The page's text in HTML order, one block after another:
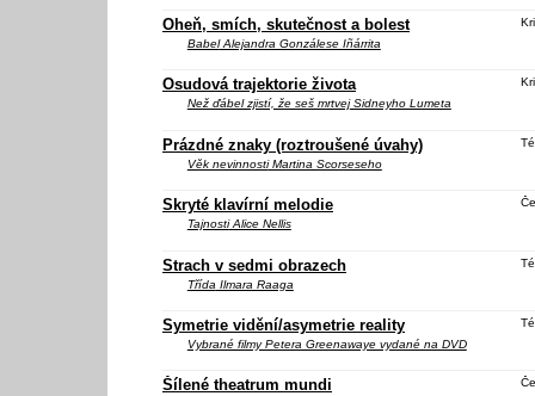
Oheň, smích, skutečnost a bolest
BabelAlejandra Gonzálese Iñárrita
Osudová trajektorie života
Než ďábel zjistí, že seš mrtvejSidneyho Lumeta
Prázdné znaky (roztroušené úvahy)
Věk nevinnostiMartina Scorseseho
Skryté klavírní melodie
TajnostiAlice Nellis
Strach v sedmi obrazech
Třída Ilmara Raaga
Symetrie vidění/asymetrie reality
Vybrané filmy Petera Greenawaye vydané na DVD
Šílené theatrum mundi